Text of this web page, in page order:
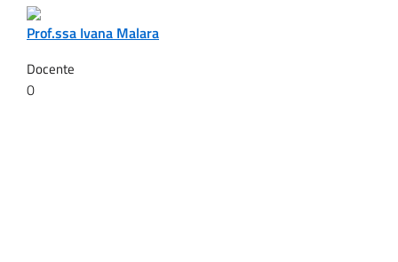
Prof.ssa Ivana Malara
Docente
0